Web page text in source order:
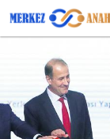
gidermek